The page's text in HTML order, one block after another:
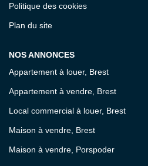
Politique des cookies
Plan du site
NOS ANNONCES
Appartement à louer, Brest
Appartement à vendre, Brest
Local commercial à louer, Brest
Maison à vendre, Brest
Maison à vendre, Porspoder